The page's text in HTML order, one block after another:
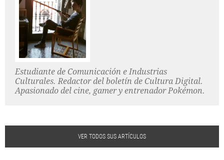
Estudiante de Comunicación e Industrias
Culturales. Redactor del boletín de Cultura Digital.
Apasionado del cine, gamer y entrenador Pokémon.
VER TODOS SUS ARTÍCULOS